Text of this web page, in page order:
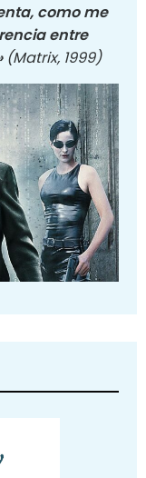
como me
entre
(Matrix, 1999)